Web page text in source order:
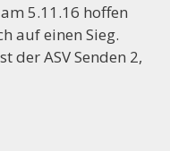
5.11.16 hoffen
auf einen Sieg.
der ASV Senden 2,